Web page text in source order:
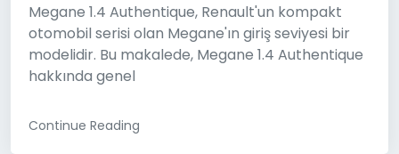
Megane 1.4 Authentique, Renault'un kompakt
otomobil serisi olan Megane'ın giriş seviyesi bir
modelidir. Bu makalede, Megane 1.4 Authentique
hakkında genel
Continue Reading